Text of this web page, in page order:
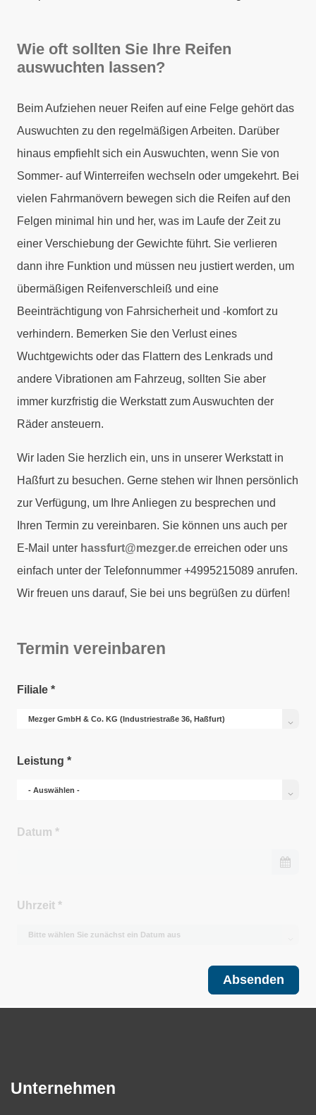
Wie oft sollten Sie Ihre Reifen
auswuchten lassen?
Beim Aufziehen neuer Reifen auf eine Felge gehört das
Auswuchten zu den regelmäßigen Arbeiten. Darüber
hinaus empfiehlt sich ein Auswuchten, wenn Sie von
Sommer- auf Winterreifen wechseln oder umgekehrt. Bei
vielen Fahrmanövern bewegen sich die Reifen auf den
Felgen minimal hin und her, was im Laufe der Zeit zu
einer Verschiebung der Gewichte führt. Sie verlieren
dann ihre Funktion und müssen neu justiert werden, um
übermäßigen Reifenverschleiß und eine
Beeinträchtigung von Fahrsicherheit und -komfort zu
verhindern. Bemerken Sie den Verlust eines
Wuchtgewichts oder das Flattern des Lenkrads und
andere Vibrationen am Fahrzeug, sollten Sie aber
immer kurzfristig die Werkstatt zum Auswuchten der
Räder ansteuern.
Wir laden Sie herzlich ein, uns in unserer Werkstatt in
Haßfurt zu besuchen. Gerne stehen wir Ihnen persönlich
zur Verfügung, um Ihre Anliegen zu besprechen und
Ihren Termin zu vereinbaren. Sie können uns auch per
E-Mail unter hassfurt@mezger.de erreichen oder uns
einfach unter der Telefonnummer +4995215089 anrufen.
Wir freuen uns darauf, Sie bei uns begrüßen zu dürfen!
Termin vereinbaren
Filiale *
Leistung *
Datum *
Uhrzeit *
Absenden
Unternehmen